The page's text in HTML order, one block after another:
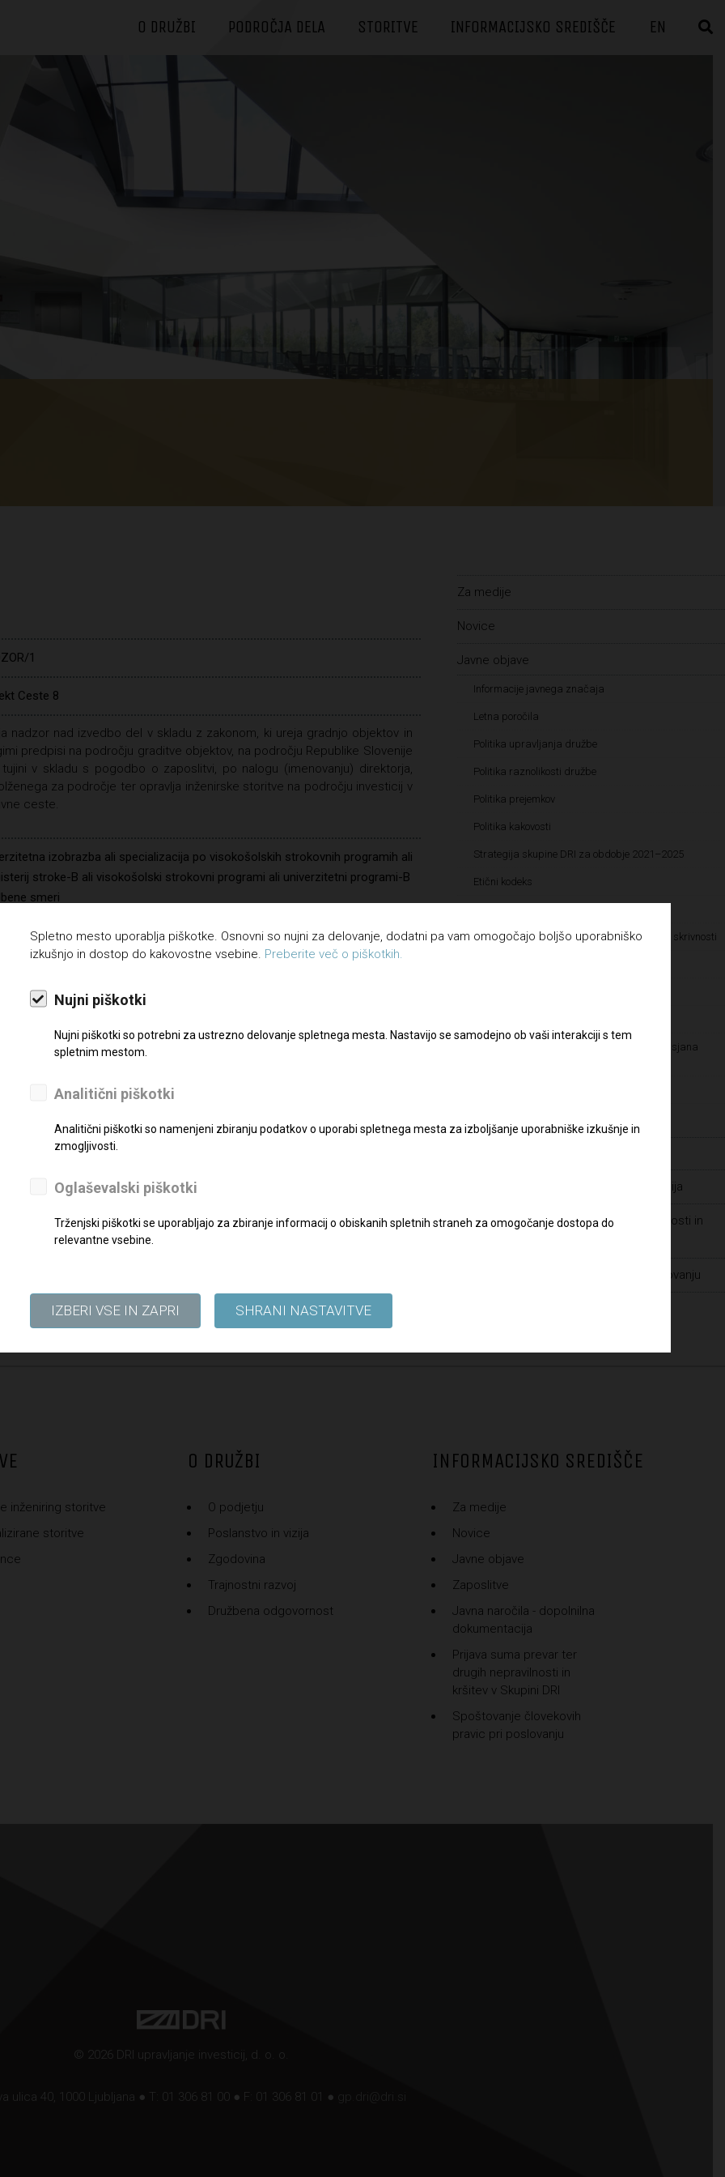
O DRUŽBI PODROČJA DELA STORITVE INFORMACIJSKO SREDIŠČE EN
1
Ceste 8
nadzor nad izvedbo del v skladu z zakonom, ki ureja gradnjo objektov in
predpisi na področju graditve objektov, na področju Republike Slovenije
v skladu s pogodbo o zaposlitvi, po nalogu (imenovanju) direktorja,
za področje ter opravlja inženirske storitve na področju investicij v
ceste.
izobrazba ali specializacija po visokošolskih strokovnih programih ali
stroke-B ali visokošolski strokovni programi ali univerzitetni programi-B
smeri
izpit za pooblaščenega inženirja, vozniški izpit B kategorije,
dela z računalnikom. Zahtevana natančnost, zanesljivost,
čas, polni delovni čas
dokazili pošljite najkasneje do
Za medije
Novice
Javne objave
Informacije javnega značaja
Letna poročila
Politika upravljanja družbe
Politika raznolikosti družbe
Politika prejemkov
Politika kakovosti
Strategija skupine DRI za obdobje 2021–2025
Etični kodeks
Pravilnik o določanju in varovanju poslovnih skrivnosti
Kultura pravičnosti – Letališče Edvarda Rusjana
Javna naročila - dopolnilna dokumentacija
Prijava suma prevar ter drugih nepravilnosti in
Spoštovanje človekovih pravic pri poslovanju
inženiring storitve
storitve
O DRUŽBI
O podjetju
Poslanstvo in vizija
Zgodovina
Trajnostni razvoj
Družbena odgovornost
INFORMACIJSKO SREDIŠČE
Za medije
Novice
Javne objave
Zaposlitve
Javna naročila - dopolnilna
dokumentacija
Prijava suma prevar ter
drugih nepravilnosti in
kršitev v Skupini DRI
Spoštovanje človekovih
pravic pri poslovanju
© 2026 DRI upravljanje investicij, d. o. o.
ulica 40, 1000 Ljubljana ● T: 01 306 81 00 ● F: 01 306 81 01 ●
Spletno mesto uporablja piškotke. Osnovni so nujni za delovanje, dodatni pa vam omogočajo boljšo uporabniško
izkušnjo in dostop do kakovostne vsebine. Preberite več o piškotkih.
Nujni piškotki
Nujni piškotki so potrebni za ustrezno delovanje spletnega mesta. Nastavijo se samodejno ob vaši interakciji s tem
spletnim mestom.
Analitični piškotki
Analitični piškotki so namenjeni zbiranju podatkov o uporabi spletnega mesta za izboljšanje uporabniške izkušnje in
zmogljivosti.
Oglaševalski piškotki
Trženjski piškotki se uporabljajo za zbiranje informacij o obiskanih spletnih straneh za omogočanje dostopa do
relevantne vsebine.
IZBERI VSE IN ZAPRI SHRANI NASTAVITVE